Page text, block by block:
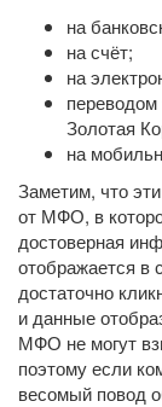
на
на счёт;
на
Золотая
на
Заметим, что
от МФО, в
достоверная
отображается в
достаточно
и данные
МФО не могут
поэтому если
весомый повод